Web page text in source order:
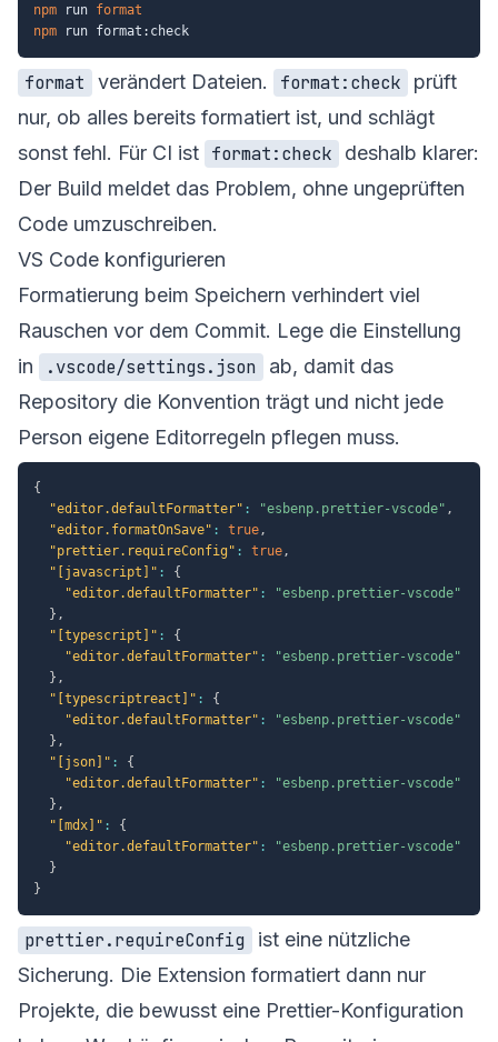
npm run format
npm
format verändert Dateien. format:check
prüft
nur, ob alles bereits formatiert ist, und schlägt
sonst fehl. Für CI ist format:check
deshalb klarer:
Der Build meldet das Problem, ohne ungeprüften
Code umzuschreiben.
VS Code konfigurieren
Formatierung beim Speichern verhindert viel
Rauschen vor dem Commit. Lege die Einstellung
in
.vscode/settings.json
ab, damit das
Repository die Konvention trägt und nicht jede
Person eigene Editorregeln pflegen muss.
{
"editor.defaultFormatter" : "esbenp.prettier-vscode" ,
"editor.formatOnSave" : true,
"prettier.requireConfig" : true,
"[javascript]" :
{
"editor.defaultFormatter" :
"esbenp.prettier-vscode"
} ,
"[typescript]" :
{
"editor.defaultFormatter" :
"esbenp.prettier-vscode"
} ,
"[typescriptreact]" :
{
"editor.defaultFormatter" :
"esbenp.prettier-vscode"
} ,
"[json]" :
{
"editor.defaultFormatter" :
"esbenp.prettier-vscode"
} ,
"[mdx]" :
{
"editor.defaultFormatter" :
"esbenp.prettier-vscode"
}
}
prettier.requireConfig
ist eine nützliche
Sicherung. Die Extension formatiert dann nur
Projekte, die bewusst eine Prettier-Konfiguration